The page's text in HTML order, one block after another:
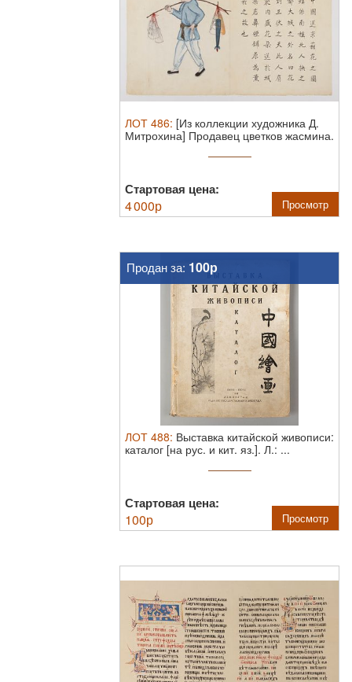
ЛОТ 486: [Из коллекции художника Д.
Митрохина] Продавец цветков жасмина.
Стартовая цена:
4 000р Просмотр
Продан за: 100р
ЛОТ 488: Выставка китайской живописи:
каталог [на рус. и кит. яз.]. Л.: ...
Стартовая цена:
100р Просмотр